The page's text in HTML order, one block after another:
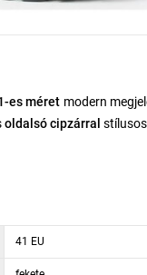
es méret modern
oldalsó cipzárral
és puhaságot biztosít
ütéseket és támogatja
41 EU